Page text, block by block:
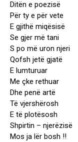
Ditën e poezisë
Për ty e për vete
E gjithë miqësisë
Se gjer më tani
S po më uron njeri
Qofsh jetë gjatë
E lumturuar
Me çke rethuar
Dhe penë artë
Të vjershërosh
E të plotësosh
Shpirtin – njerëzisë
Mos ja lër bosh !!